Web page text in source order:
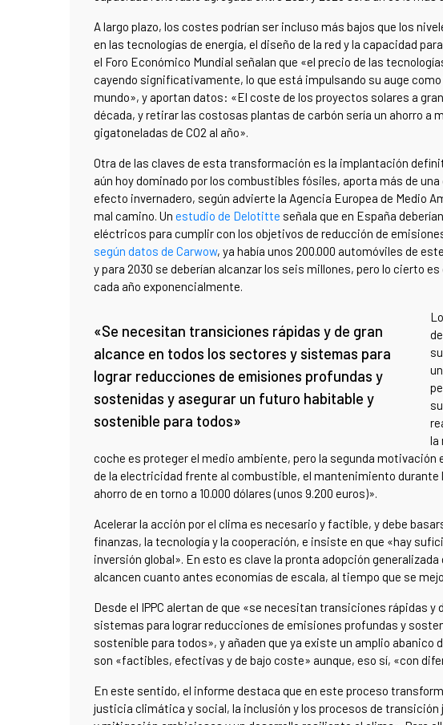
A largo plazo, los costes podrían ser incluso más bajos que los
en las tecnologías de energía, el diseño de la red y la capacidad
el Foro Económico Mundial señalan que «el precio de las
cayendo significativamente, lo que está impulsando su auge
mundo», y aportan datos: «El coste de los proyectos solares a
década, y retirar las costosas plantas de carbón sería un ahorro a
gigatoneladas de CO2 al año».
Otra de las claves de esta transformación es la implantación
aún hoy dominado por los combustibles fósiles, aporta más de
efecto invernadero, según advierte la Agencia Europea de Medio
mal camino. Un estudio de Delotitte señala que en España
eléctricos para cumplir con los objetivos de reducción de
según datos de Carwow, ya había unos 200.000 automóviles de
y para 2030 se deberían alcanzar los seis millones, pero lo cierto
cada año exponencialmente.
«Se necesitan transiciones rápidas y de gran
alcance en todos los sectores y sistemas para
lograr reducciones de emisiones profundas y
sostenidas y asegurar un futuro habitable y
sostenible para todos»
la
coche es proteger el medio ambiente, pero la segunda
de la electricidad frente al combustible, el mantenimiento durante
ahorro de en torno a 10.000 dólares (unos 9.200 euros)».
Acelerar la acción por el clima es necesario y factible, y debe
finanzas, la tecnología y la cooperación, e insiste en que «hay
inversión global». En esto es clave la pronta adopción
alcancen cuanto antes economías de escala, al tiempo que se
Desde el IPPC alertan de que «se necesitan transiciones rápidas
sistemas para lograr reducciones de emisiones profundas y
sostenible para todos», y añaden que ya existe un amplio
son «factibles, efectivas y de bajo coste» aunque, eso sí, «con
En este sentido, el informe destaca que en este proceso
justicia climática y social, la inclusión y los procesos de